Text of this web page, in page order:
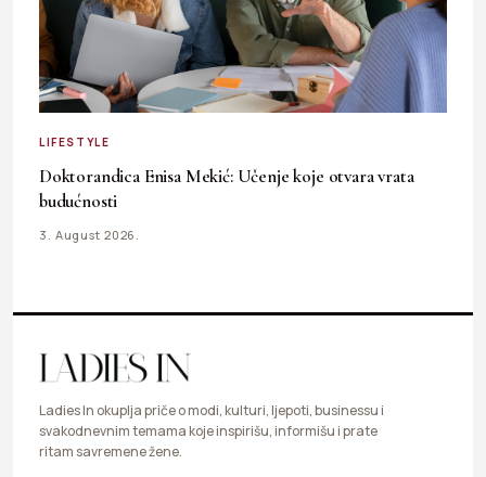
LIFESTYLE
Doktorandica Enisa Mekić: Učenje koje otvara vrata
budućnosti
3. August 2026.
Ladies In okuplja priče o modi, kulturi, ljepoti, businessu i
svakodnevnim temama koje inspirišu, informišu i prate
ritam savremene žene.